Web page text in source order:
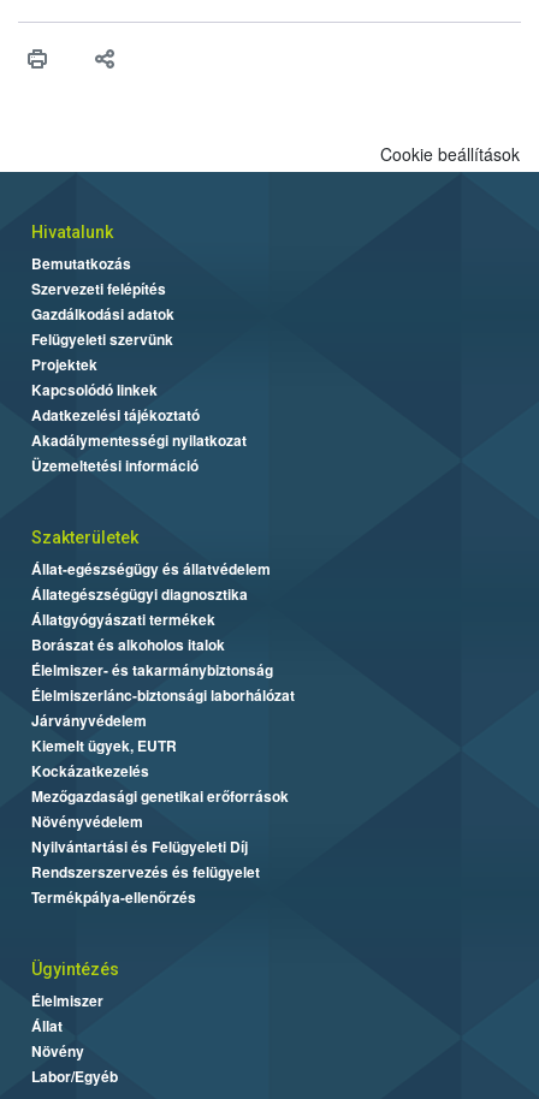
Cookie beállítások
Hivatalunk
Bemutatkozás
Szervezeti felépítés
Gazdálkodási adatok
Felügyeleti szervünk
Projektek
Kapcsolódó linkek
Adatkezelési tájékoztató
Akadálymentességi nyilatkozat
Üzemeltetési információ
Szakterületek
Állat-egészségügy és állatvédelem
Állategészségügyi diagnosztika
Állatgyógyászati termékek
Borászat és alkoholos italok
Élelmiszer- és takarmánybiztonság
Élelmiszerlánc-biztonsági laborhálózat
Járványvédelem
Kiemelt ügyek, EUTR
Kockázatkezelés
Mezőgazdasági genetikai erőforrások
Növényvédelem
Nyilvántartási és Felügyeleti Díj
Rendszerszervezés és felügyelet
Termékpálya-ellenőrzés
Ügyintézés
Élelmiszer
Állat
Növény
Labor/Egyéb